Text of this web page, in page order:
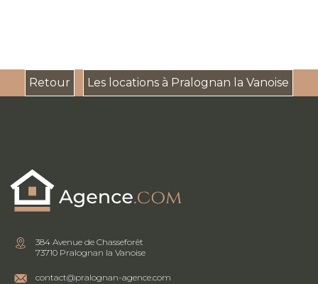
Retour Les locations à Pralognan la Vanoise
384 Avenue de Chasseforêt
73710 Pralognan la Vanoise
contact@pralognan-agence.com